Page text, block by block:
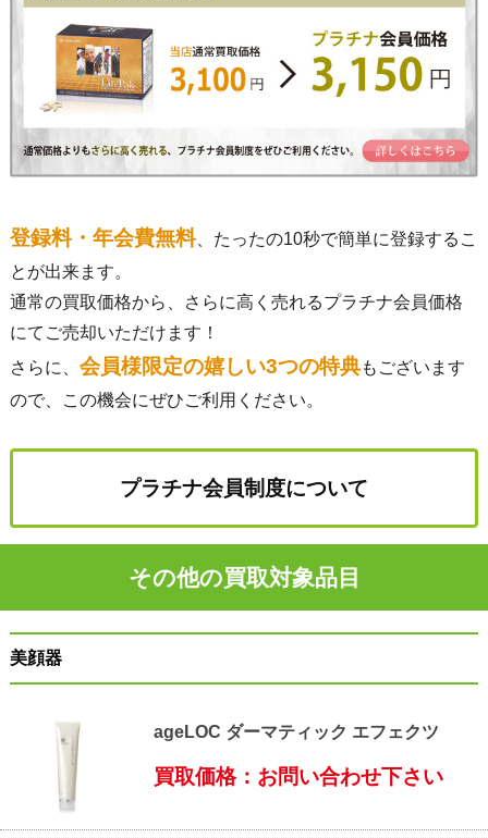
登録料・年会費無料、たったの10秒で簡単に登録するこ
とが出来ます。
通常の買取価格から、さらに高く売れるプラチナ会員価格
にてご売却いただけます！
さらに、 会員様限定の嬉しい3つの特典もございます
ので、この機会にぜひご利用ください。
プラチナ会員制度について
その他の買取対象品目
美顔器
ageLOC ダーマティック エフェクツ
買取価格：お問い合わせ下さい